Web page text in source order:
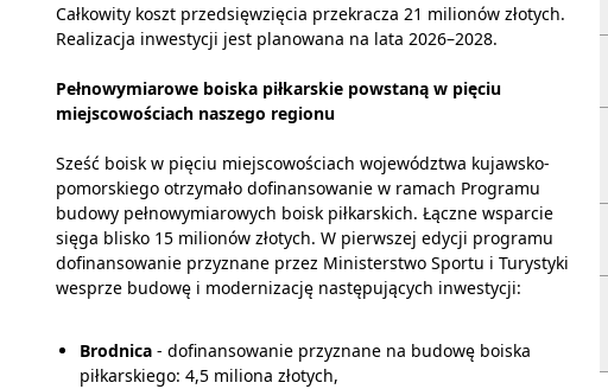
Całkowity koszt przedsięwzięcia przekracza 21 milionów złotych.
Realizacja inwestycji jest planowana na lata 2026–2028.
Pełnowymiarowe boiska piłkarskie powstaną w pięciu
miejscowościach naszego regionu
Sześć boisk w pięciu miejscowościach województwa kujawsko-
pomorskiego otrzymało dofinansowanie w ramach Programu
budowy pełnowymiarowych boisk piłkarskich. Łączne wsparcie
sięga blisko 15 milionów złotych. W pierwszej edycji programu
dofinansowanie przyznane przez Ministerstwo Sportu i Turystyki
wesprze budowę i modernizację następujących inwestycji:
Brodnica - dofinansowanie przyznane na budowę boiska
piłkarskiego: 4,5 miliona złotych,